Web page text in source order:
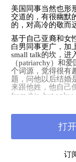
美国同事当然也形
交道的，有很幽默
的，对高冷的敬而
基于自己亚裔和女
白男同事更广，加
small talk的坎，进
（patriarchy）和爱
个词源，觉得很有
题，问他以后结婚
来跟他姓，他自己
from this, but only
我又跑到另一端去
她取向，于是直接
这么直接，稍微顿
会为了你的妻子改
斯出生，小时候移
订
打